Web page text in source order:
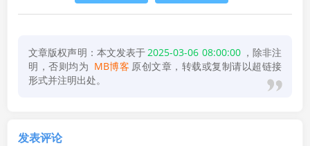
文章版权声明：本文发表于2025-03-06 08:00:00 ，除非注
明，否则均为 MB博客 原创文章，转载或复制请以超链接
形式并注明出处。
发表评论